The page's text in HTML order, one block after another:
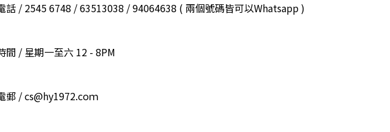
話 / 2545 6748 / 63513038 / 94064638 ( 兩個號碼皆可以Whatsapp )
間 / 星期一至六 12 - 8PM
郵 / cs@hy1972.coｍ